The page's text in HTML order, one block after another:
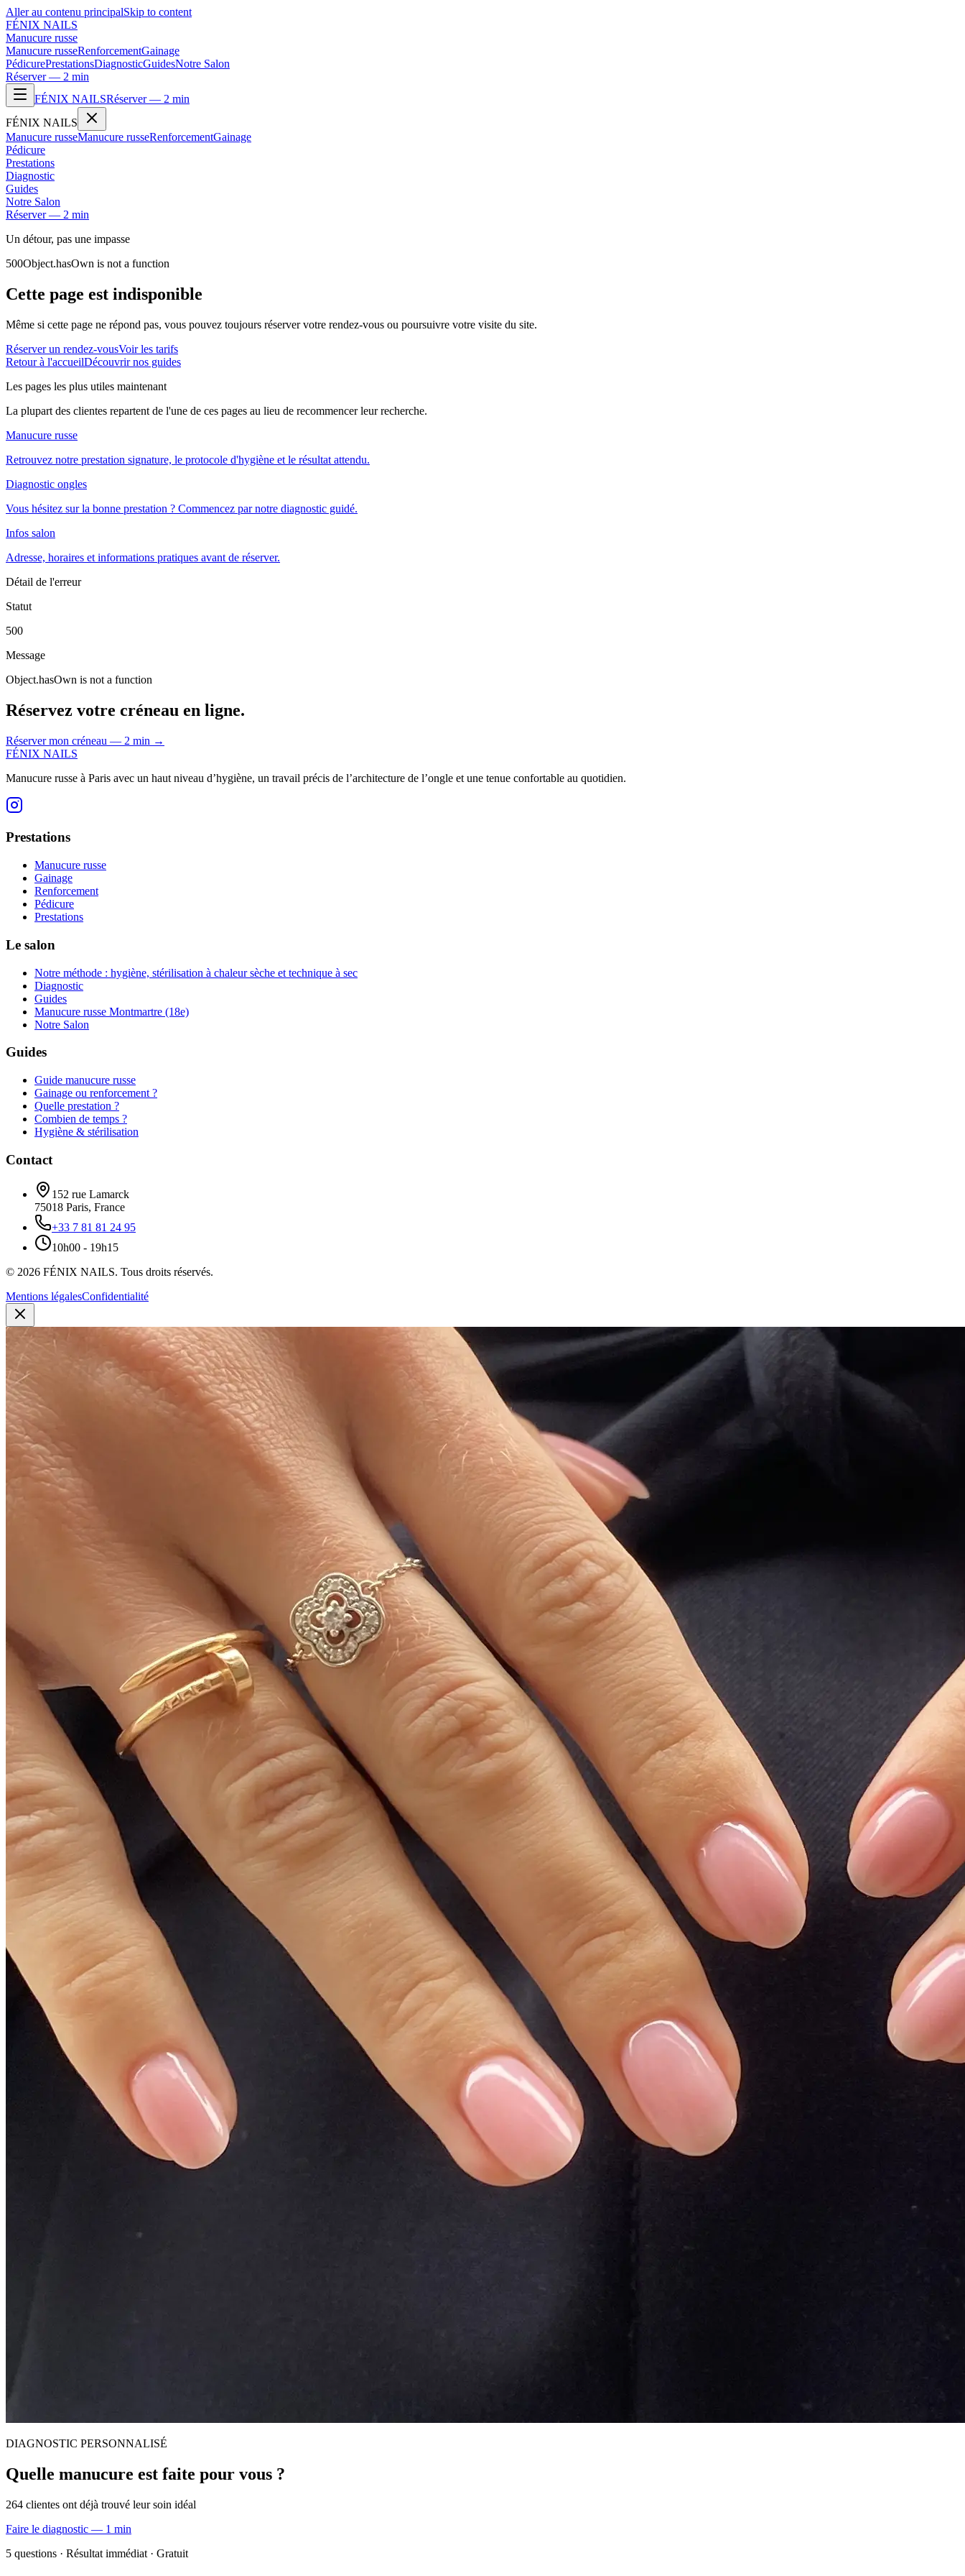
Aller au contenu principalSkip to content
FÉNIX NAILS
Manucure russe
Manucure russeRenforcementGainage
PédicurePrestationsDiagnosticGuidesNotre Salon
Réserver — 2 min
FÉNIX NAILSRéserver — 2 min
FÉNIX NAILS
Manucure russeManucure russeRenforcementGainage
Pédicure
Prestations
Diagnostic
Guides
Notre Salon
Réserver — 2 min
Un détour, pas une impasse
500Object.hasOwn is not a function
Cette page est indisponible
Même si cette page ne répond pas, vous pouvez toujours réserver votre rendez-vous ou poursuivre votre visite du site.
Réserver un rendez-vousVoir les tarifs
Retour à l'accueilDécouvrir nos guides
Les pages les plus utiles maintenant
La plupart des clientes repartent de l'une de ces pages au lieu de recommencer leur recherche.
Manucure russe
Retrouvez notre prestation signature, le protocole d'hygiène et le résultat attendu.
Diagnostic ongles
Vous hésitez sur la bonne prestation ? Commencez par notre diagnostic guidé.
Infos salon
Adresse, horaires et informations pratiques avant de réserver.
Détail de l'erreur
Statut
500
Message
Object.hasOwn is not a function
Réservez votre créneau en ligne.
Réserver mon créneau — 2 min →
FÉNIX NAILS
Manucure russe à Paris avec un haut niveau d’hygiène, un travail précis de l’architecture de l’ongle et une tenue confortable au quotidien.
Prestations
Manucure russe
Gainage
Renforcement
Pédicure
Prestations
Le salon
Notre méthode : hygiène, stérilisation à chaleur sèche et technique à sec
Diagnostic
Guides
Manucure russe Montmartre (18e)
Notre Salon
Guides
Guide manucure russe
Gainage ou renforcement ?
Quelle prestation ?
Combien de temps ?
Hygiène & stérilisation
Contact
152 rue Lamarck
75018 Paris, France
+33 7 81 81 24 95
10h00 - 19h15
© 2026 FÉNIX NAILS. Tous droits réservés.
Mentions légalesConfidentialité
DIAGNOSTIC PERSONNALISÉ
Quelle manucure est faite pour vous ?
264 clientes ont déjà trouvé leur soin idéal
Faire le diagnostic — 1 min
5 questions · Résultat immédiat · Gratuit